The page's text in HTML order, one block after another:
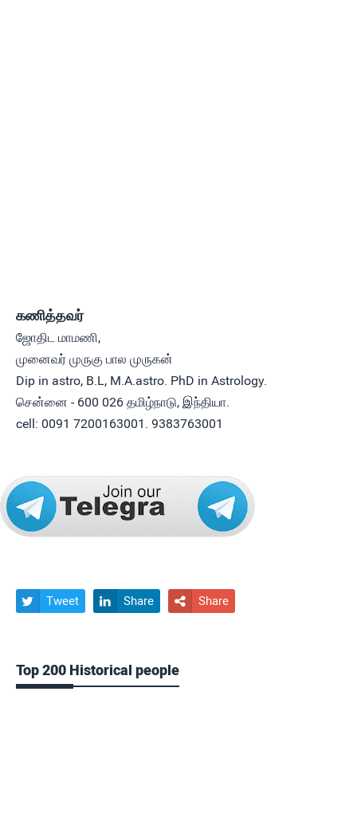
கணித்தவர்
ஜோதிட மாமணி,
முனைவர் முருகு பால முருகன்
Dip in astro, B.L, M.A.astro. PhD in Astrology.
சென்னை - 600 026 தமிழ்நாடு, இந்தியா.
cell: 0091 7200163001. 9383763001
 Tweet  Share  Share
Top 200 Historical people